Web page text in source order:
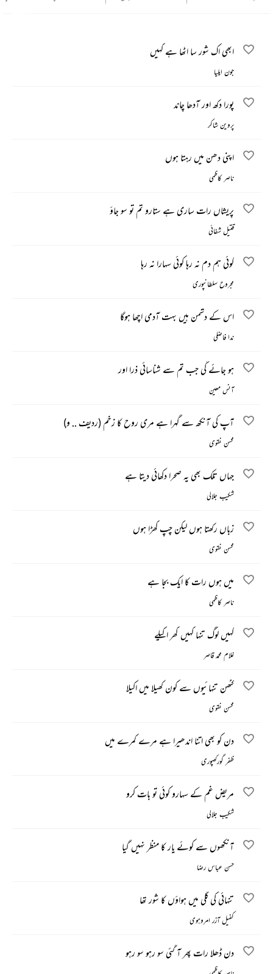
ابھی اک شور سا اٹھا ہے کہیں
جون ایلیا
پورا دکھ اور آدھا چاند
پروین شاکر
اپنی دھن میں رہتا ہوں
ناصر کاظمی
پریشاں رات ساری ہے ستارو تم تو سو جاؤ
قتیل شفائی
کوئی ہم دم نہ رہا کوئی سہارا نہ رہا
مجروح سلطانپوری
اس کے دشمن ہیں بہت آدمی اچھا ہوگا
ندا فاضلی
ہو جائے گی جب تم سے شناسائی ذرا اور
آنس معین
آپ کی آنکھ سے گہرا ہے مری روح کا زخم (ردیف .. و)
محسن نقوی
جہاں تلک بھی یہ صحرا دکھائی دیتا ہے
شکیب جلالی
زباں رکھتا ہوں لیکن چپ کھڑا ہوں
محسن نقوی
میں ہوں رات کا ایک بجا ہے
ناصر کاظمی
کہیں لوگ تنہا کہیں گھر اکیلے
غلام محمد قاصر
کٹھن تنہائیوں سے کون کھیلا میں اکیلا
محسن نقوی
دن کو بھی اتنا اندھیرا ہے مرے کمرے میں
ظفر گورکھپوری
مریض غم کے سہارو کوئی تو بات کرو
شکیب جلالی
آنکھوں سے کوئے یار کا منظر نہیں گیا
حسن عباس رضا
تنہائی کی گلی میں ہواؤں کا شور تھا
کفیل آزر امروہوی
دن ڈھلا رات پھر آ گئی سو رہو سو رہو